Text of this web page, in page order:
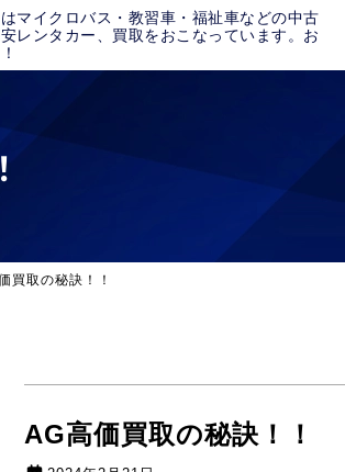
マイクロバス・教習車・福祉車などの中古
レンタカー、買取をおこなっています。お
買取の秘訣！！
AG高価買取の秘訣！！